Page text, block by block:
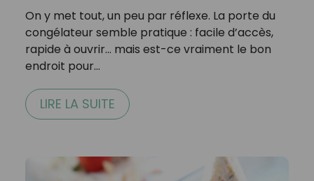
On y met tout, un peu par réflexe. La porte du
congélateur semble pratique : facile d’accès,
rapide à ouvrir… mais est-ce vraiment le bon
endroit pour…
LIRE LA SUITE